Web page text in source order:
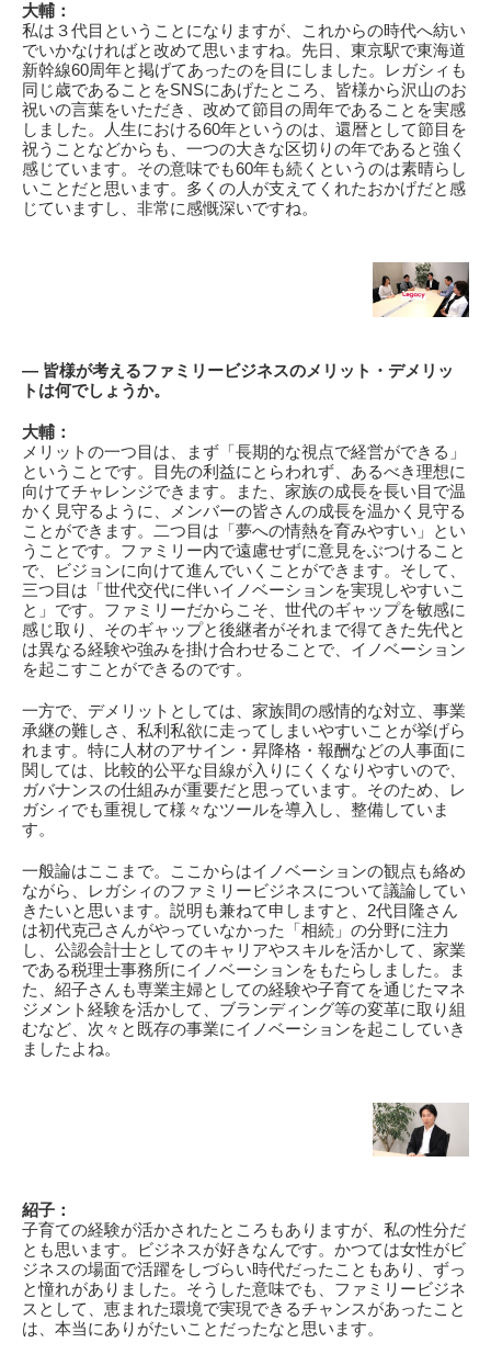
大輔：
私は３代目ということになりますが、これからの時代へ紡い
でいかなければと改めて思いますね。先日、東京駅で東海道
新幹線60周年と掲げてあったのを目にしました。レガシィも
同じ歳であることをSNSにあげたところ、皆様から沢山のお
祝いの言葉をいただき、改めて節目の周年であることを実感
しました。人生における60年というのは、還暦として節目を
祝うことなどからも、一つの大きな区切りの年であると強く
感じています。その意味でも60年も続くというのは素晴らし
いことだと思います。多くの人が支えてくれたおかげだと感
じていますし、非常に感慨深いですね。
― 皆様が考えるファミリービジネスのメリット・デメリッ
トは何でしょうか。
大輔：
メリットの一つ目は、まず「長期的な視点で経営ができる」
ということです。目先の利益にとらわれず、あるべき理想に
向けてチャレンジできます。また、家族の成長を長い目で温
かく見守るように、メンバーの皆さんの成長を温かく見守る
ことができます。二つ目は「夢への情熱を育みやすい」とい
うことです。ファミリー内で遠慮せずに意見をぶつけること
で、ビジョンに向けて進んでいくことができます。そして、
三つ目は「世代交代に伴いイノベーションを実現しやすいこ
と」です。ファミリーだからこそ、世代のギャップを敏感に
感じ取り、そのギャップと後継者がそれまで得てきた先代と
は異なる経験や強みを掛け合わせることで、イノベーション
を起こすことができるのです。
一方で、デメリットとしては、家族間の感情的な対立、事業
承継の難しさ、私利私欲に走ってしまいやすいことが挙げら
れます。特に人材のアサイン・昇降格・報酬などの人事面に
関しては、比較的公平な目線が入りにくくなりやすいので、
ガバナンスの仕組みが重要だと思っています。そのため、レ
ガシィでも重視して様々なツールを導入し、整備していま
す。
一般論はここまで。ここからはイノベーションの観点も絡め
ながら、レガシィのファミリービジネスについて議論してい
きたいと思います。説明も兼ねて申しますと、2代目隆さん
は初代克己さんがやっていなかった「相続」の分野に注力
し、公認会計士としてのキャリアやスキルを活かして、家業
である税理士事務所にイノベーションをもたらしました。ま
た、紹子さんも専業主婦としての経験や子育てを通じたマネ
ジメント経験を活かして、ブランディング等の変革に取り組
むなど、次々と既存の事業にイノベーションを起こしていき
ましたよね。
紹子：
子育ての経験が活かされたところもありますが、私の性分だ
とも思います。ビジネスが好きなんです。かつては女性がビ
ジネスの場面で活躍をしづらい時代だったこともあり、ずっ
と憧れがありました。そうした意味でも、ファミリービジネ
スとして、恵まれた環境で実現できるチャンスがあったこと
は、本当にありがたいことだったなと思います。